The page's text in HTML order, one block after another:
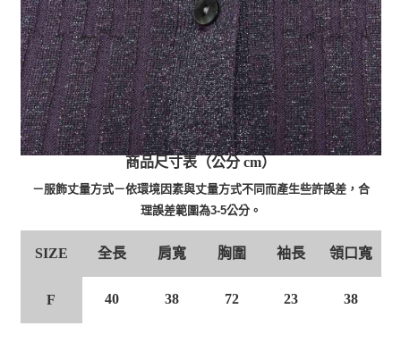
商品尺寸表（公分 cm）
－服飾丈量方式－依環境因素與丈量方式不同而產生些許誤差，合
理誤差範圍為3-5公分。
SIZE 全長 肩寬 胸圍 袖長 領口寬
F 40 38 72 23 38